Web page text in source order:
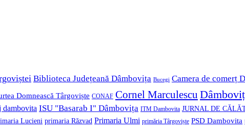
Biblioteca Județeană Dâmbovița Bucegi Camera de comerț
Domnească Târgoviște CONAF Cornel Marculescu
dambovita ISU "Basarab I" Dâmbovița ITM Dambovita JURNAL DE
Lucieni primaria Răzvad Primaria Ulmi primăria Târgoviște PSD Dambovita